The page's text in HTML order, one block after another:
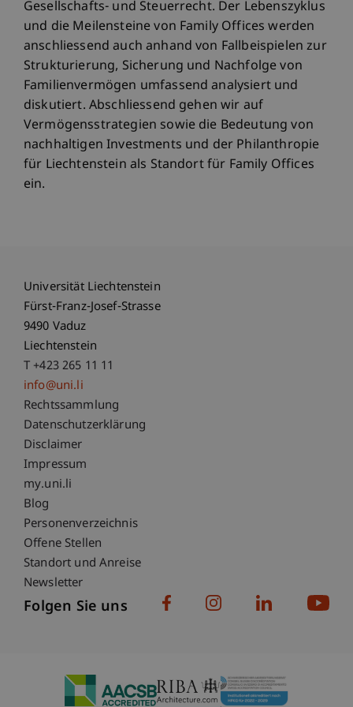
Gesellschafts- und Steuerrecht. Der Lebenszyklus
und die Meilensteine von Family Offices werden
anschliessend auch anhand von Fallbeispielen zur
Strukturierung, Sicherung und Nachfolge von
Familienvermögen umfassend analysiert und
diskutiert. Abschliessend gehen wir auf
Vermögensstrategien sowie die Bedeutung von
nachhaltigen Investments und der Philanthropie
für Liechtenstein als Standort für Family Offices
ein.
Universität Liechtenstein
Fürst-Franz-Josef-Strasse
9490 Vaduz
Liechtenstein
T +423 265 11 11
info@uni.li
Fußzeile Rechtliche Hinweise
Rechtssammlung
Datenschutzerklärung
Disclaimer
Impressum
Fußzeile Subdomain-Verzeichnis
my.uni.li
Blog
Personenverzeichnis
Offene Stellen
Standort und Anreise
Newsletter
Folgen Sie uns